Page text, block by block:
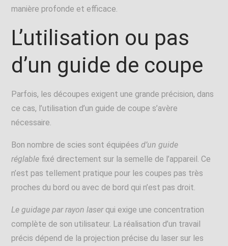
manière profonde et efficace.
L’utilisation ou pas
d’un guide de coupe
Parfois, les découpes exigent une grande précision, dans
ce cas, l’utilisation d’un guide de coupe s’avère
nécessaire.
Bon nombre de scies sont équipéesd’un guide
réglable fixé directement sur la semelle de l’appareil. Ce
n’est pas tellement pratique pour les coupes pas très
proches du bord ou avec de bord qui n’est pas droit.
Le guidage par rayon laserqui exige une concentration
complète de son utilisateur. La réalisation d’un travail
précis dépend de la projection précise du laser sur les